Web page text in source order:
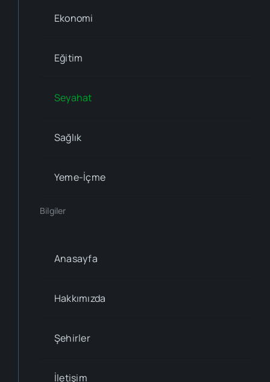
Ekonomi
Eğitim
Seyahat
Sağlık
Yeme-İçme
Bilgiler
Anasayfa
Hakkımızda
Şehirler
İletişim